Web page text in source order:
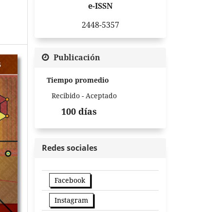
e-ISSN
2448-5357
Publicación
Tiempo promedio
Recibido - Aceptado
100 días
Redes sociales
Facebook
Instagram